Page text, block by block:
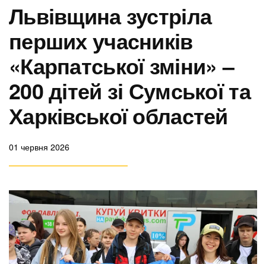
Львівщина зустріла
перших учасників
«Карпатської зміни» –
200 дітей зі Сумської та
Харківської областей
01 червня 2026